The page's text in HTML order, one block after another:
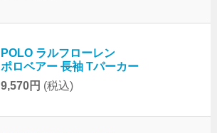
POLO ラルフローレン
ポロベアー 長袖 Tパーカー
9,570円 (税込)